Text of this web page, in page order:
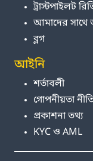
ট্রাস্টপাইলট
আমাদের সাথে
ব্লগ
আইনি
শর্তাবলী
গোপনীয়তা
প্রকাশনা তথ্য
KYC ও AML